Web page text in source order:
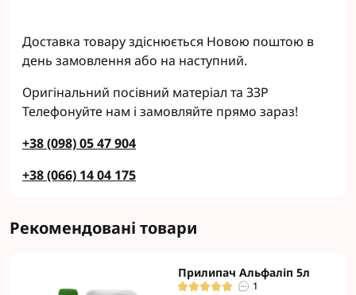
Доставка товару здіснюється Новою поштою в
день замовлення або на наступний.
Оригінальний посівний матеріал та ЗЗР
Телефонуйте нам і замовляйте прямо зараз!
+38 (098) 05 47 904
+38 (066) 14 04 175
Рекомендовані товари
Прилипач Альфаліп 5л
1